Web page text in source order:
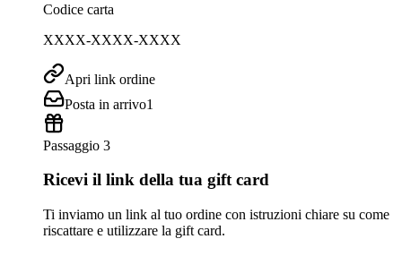
Codice carta
XXXX-XXXX-XXXX
Apri link ordine
Posta in arrivo1
Passaggio 3
Ricevi il link della tua gift card
Ti inviamo un link al tuo ordine con istruzioni chiare su come
riscattare e utilizzare la gift card.